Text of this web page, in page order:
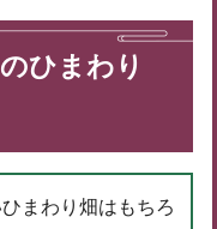
ひまわり
まわり畑はもちろ